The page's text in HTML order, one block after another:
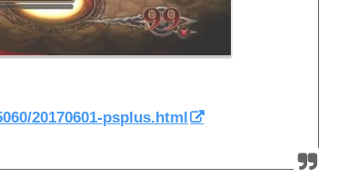
20170601-psplus.html